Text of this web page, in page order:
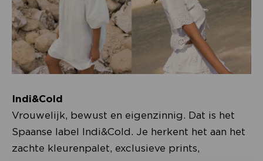
Indi&Cold
Vrouwelijk, bewust en eigenzinnig. Dat is het
Spaanse label Indi&Cold. Je herkent het aan het
zachte kleurenpalet, exclusieve prints,